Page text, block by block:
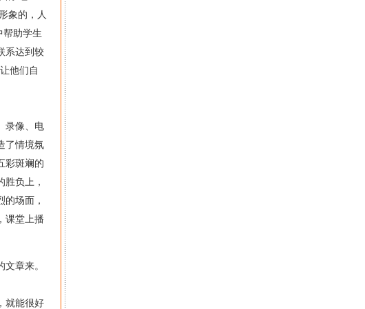
象的，人
帮助学生
系达到较
他们自
录像、电
了情境氛
彩斑斓的
负上，
场面，
课堂上播
章来。
就能很好